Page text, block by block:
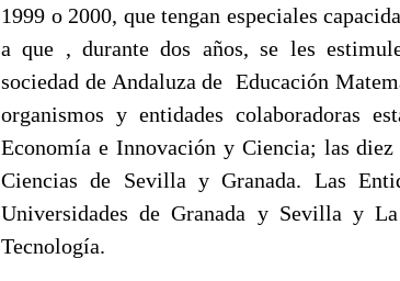
1999 o 2000, que tengan especiales
a que , durante dos años, se les
sociedad de Andaluza de Educación
organismos y entidades colaboradoras
Economía e Innovación y Ciencia; las
Ciencias de Sevilla y Granada. Las
Universidades de Granada y Sevilla y
Tecnología.